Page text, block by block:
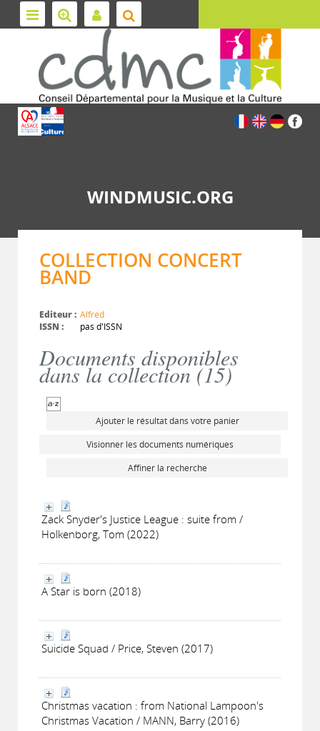
WINDMUSIC.ORG
COLLECTION CONCERT
BAND
Editeur : Alfred
ISSN :
pas d'ISSN
Documents disponibles
dans la collection (15)
Ajouter le résultat dans votre panier
Visionner les documents numériques
Affiner la recherche
Zack Snyder's Justice League : suite from /
Holkenborg, Tom (2022)
A Star is born (2018)
Suicide Squad / Price, Steven (2017)
Christmas vacation : from National Lampoon's
Christmas Vacation / MANN, Barry (2016)